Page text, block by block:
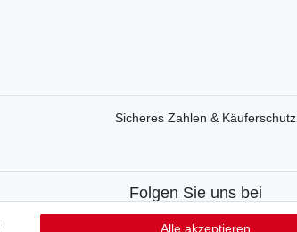
Sicheres Zahlen & Käuferschutz
Folgen Sie uns bei
Facebook
Alle akzeptieren